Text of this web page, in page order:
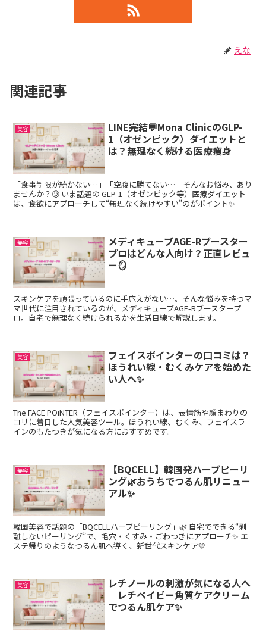
えな
関連記事
美容
LINE完結💬Mona ClinicのGLP-
1（オゼンピック）ダイエットと
は？無理なく続ける医療痩身
「食事制限が続かない…」「空腹に勝てない…」そんなお悩み、あり
ませんか？🥲 いま話題の GLP-1（オゼンピック等）医療ダイエット
は、食欲にアプローチして“無理なく続けやすい”のがポイント✨
美容
メディキューブAGE-Rブースター
プロはどんな人向け？正直レビュ
ー🪞
スキンケアを頑張っているのに手応えがない…。そんな悩みを持つマ
マ世代に注目されているのが、メディキューブAGE-Rブースタープ
ロ。自宅で無理なく続けられるかを生活目線で解説します。
美容
フェイスポインターの口コミは？
ほうれい線・むくみケアを始めた
い人へ✨
The FACE POiNTER（フェイスポインター）は、表情筋や顔まわりの
コリに着目した人気美容ツール。ほうれい線、むくみ、フェイスラ
インのもたつきが気になる方におすすめです。
美容
【BQCELL】韓国発ハーブピーリ
ング🌿おうちでつるん肌リニュー
アル✨
韓国美容で話題の「BQCELLハーブピーリング」🌿 自宅でできる“剥
離しないピーリング”で、毛穴・くすみ・ごわつきにアプローチ✨ エ
ステ帰りのようなつるん肌へ導く、新世代スキンケア💛
美容
レチノールの刺激が気になる人へ
｜レチベイビー角質ケアクリーム
でつるん肌ケア✨